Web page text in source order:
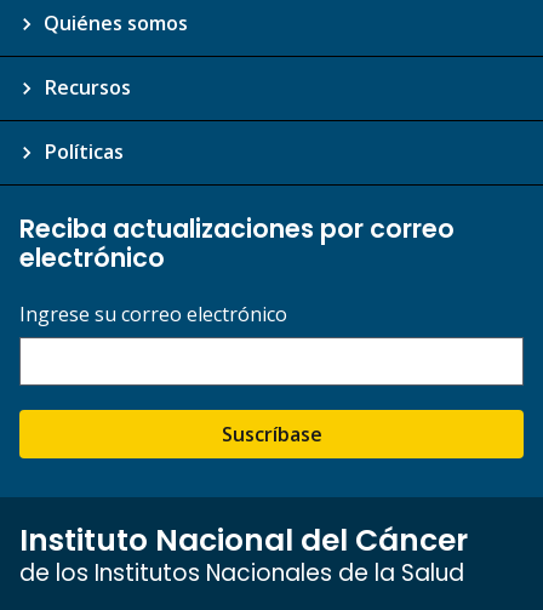
Quiénes somos
Recursos
Políticas
Reciba actualizaciones por correo
electrónico
Ingrese su correo electrónico
Suscríbase
Instituto Nacional del Cáncer
de los Institutos Nacionales de la Salud